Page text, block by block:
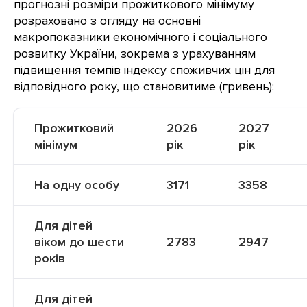
прогнозні розміри прожиткового мінімуму
розраховано з огляду на основні
макропоказники економічного і соціального
розвитку України, зокрема з урахуванням
підвищення темпів індексу споживчих цін для
відповідного року, що становитиме (гривень):
Прожитковий
мінімум
2026
рік
2027
рік
На одну особу 3171 3358
Для дітей
віком до шести
років
2783 2947
Для дітей